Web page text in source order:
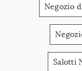
Negozio
Salotti